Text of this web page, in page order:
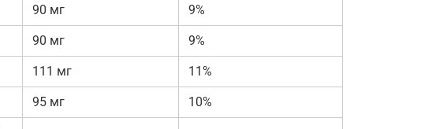
90 мг 9%
90 мг 9%
111 мг 11%
95 мг 10%